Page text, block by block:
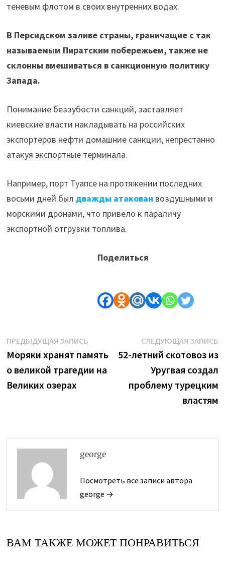
теневым флотом в своих внутренних водах.
В Персидском заливе страны, граничащие с так
называемым Пиратским побережьем, также не
склонны вмешиваться в санкционную политику
Запада.
Понимание беззубости санкций, заставляет
киевские власти накладывать на российских
экспортеров нефти домашние санкции, непрестанно
атакуя экспортные терминала.
Например, порт Туапсе на протяжении последних
восьми дней был дважды атакован воздушными и
морскими дронами, что привело к параличу
экспортной отгрузки топлива.
Поделиться
Навигация
по
записям
ПРЕДЫДУЩАЯ ЗАПИСЬПредыдущая
запись:
Моряки хранят память
о великой трагедии на
Великих озерах
СЛЕДУЮЩАЯ ЗАПИСЬ
52-летний скотовоз из
Уругвая создал
проблему турецким
властям
george
Посмотреть все записи автора
george →
ВАМ ТАКЖЕ МОЖЕТ ПОНРАВИТЬСЯ